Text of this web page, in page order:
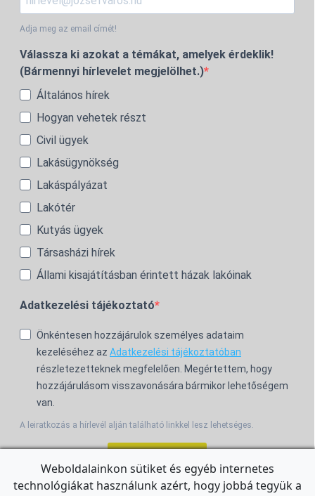
Adja meg az email címét!
Válassza ki azokat a témákat, amelyek érdeklik!
(Bármennyi hírlevelet megjelölhet.)
Általános hírek
Hogyan vehetek részt
Civil ügyek
Lakásügynökség
Lakáspályázat
Lakótér
Kutyás ügyek
Társasházi hírek
Állami kisajátításban érintett házak lakóinak
Adatkezelési tájékoztató
Önkéntesen hozzájárulok személyes adataim
kezeléséhez az Adatkezelési tájékoztatóban
részletezetteknek megfelelően. Megértettem, hogy
hozzájárulásom visszavonására bármikor lehetőségem
van.
A leiratkozás a hírlevél alján található linkkel lesz lehetséges.
Weboldalainkon sütiket és egyéb internetes
technológiákat használunk azért, hogy jobbá tegyük a